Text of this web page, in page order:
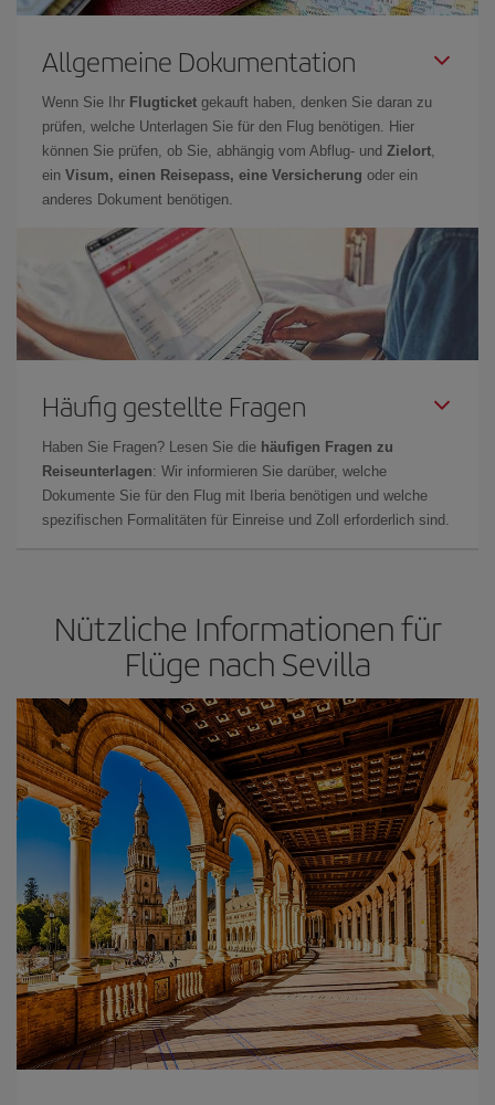
Allgemeine Dokumentation
Wenn Sie Ihr Flugticket gekauft haben, denken Sie daran zu
prüfen, welche Unterlagen Sie für den Flug benötigen. Hier
können Sie prüfen, ob Sie, abhängig vom Abflug- und Zielort,
ein Visum, einen Reisepass, eine Versicherung oder ein
anderes Dokument benötigen.
Häufig gestellte Fragen
Haben Sie Fragen? Lesen Sie die häufigen Fragen zu
Reiseunterlagen: Wir informieren Sie darüber, welche
Dokumente Sie für den Flug mit Iberia benötigen und welche
spezifischen Formalitäten für Einreise und Zoll erforderlich sind.
Nützliche Informationen für
Flüge nach Sevilla